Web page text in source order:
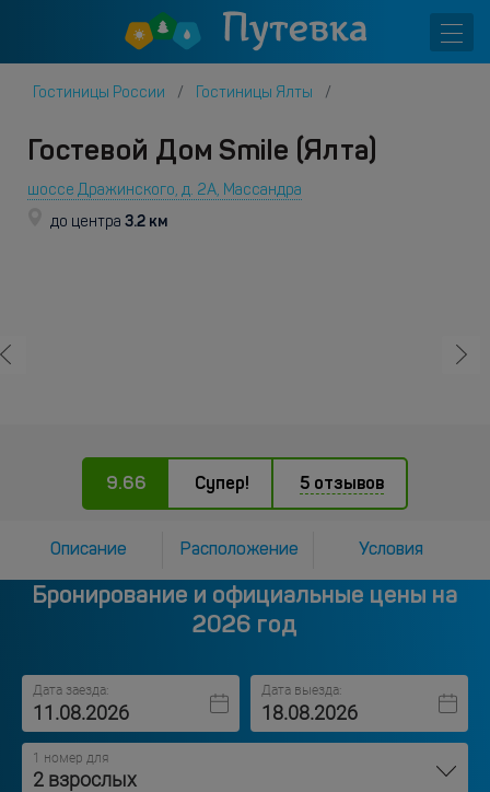
Гостиницы России Гостиницы Ялты
Гостевой Дом Smile (Ялта)
шоссе Дражинского, д. 2А, Массандра
до центра 3.2 км
9.66 Супер! 5 отзывов
Описание Расположение Условия
Бронирование и официальные цены на
2026 год
Дата заезда: Дата выезда:
1 номер для
2 взрослых